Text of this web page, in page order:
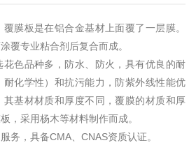
膜板是在铝合金基材上面覆了一层膜。
覆专业粘合剂后复合而成。
色品种多，防水、防火，具有优良的耐
耐化学性）和抗污能力，防紫外线性能优
基材材质和厚度不同，覆膜的材质和厚
，采用杨木等材料制作而成。
务，具备CMA、CNAS资质认证。